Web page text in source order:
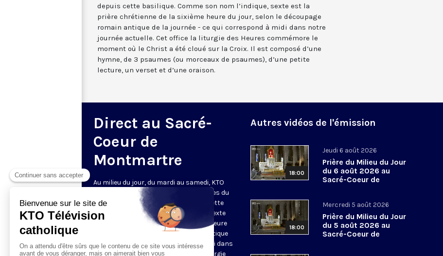
depuis cette basilique. Comme son nom l’indique, sexte est la
prière chrétienne de la sixième heure du jour, selon le découpage
romain antique de la journée - ce qui correspond à midi dans notre
journée actuelle. Cet office la liturgie des Heures commémore le
moment où le Christ a été cloué sur la Croix. Il est composé d’une
hymne, de 3 psaumes (ou morceaux de psaumes), d’une petite
lecture, un verset et d’une oraison.
Direct au Sacré-
Coeur de
Montmartre
Au milieu du jour, du mardi au samedi, KTO
diffuse l’office de Sexte des Bénédictines du
Sacré-Coeur de Montmartre, depuis cette
basilique
. Comme son nom l’indique, sexte
est la prière chrétienne de la sixième heure
du jour, selon le découpage romain antique
de la journée - ce qui correspond à midi dans
notre journée actuelle. Cet office la liturgie
Autres vidéos de l'émission
18:00
Jeudi 6 août 2026
Prière du Milieu du Jour
du 6 août 2026 au
Sacré-Coeur de
18:00
Mercredi 5 août 2026
Prière du Milieu du Jour
du 5 août 2026 au
Sacré-Coeur de